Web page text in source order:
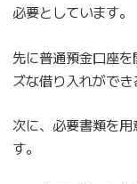
必要としています。
先に普通預金口座
ズな借り入れができ
次に、必要書類を
す。